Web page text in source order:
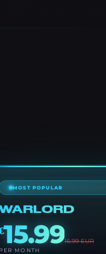
MOST POPULAR
15.9916.99EUR
PER MONTH